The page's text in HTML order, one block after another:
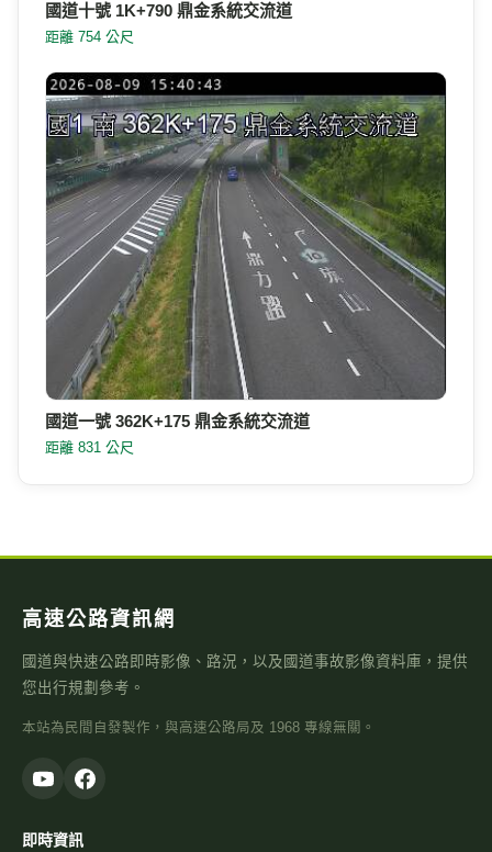
國道十號 1K+790 鼎金系統交流道
距離 754 公尺
國道一號 362K+175 鼎金系統交流道
距離 831 公尺
高速公路資訊網
國道與快速公路即時影像、路況，以及國道事故影像資料庫，提供
您出行規劃參考。
本站為民間自發製作，與高速公路局及 1968 專線無關。
即時資訊